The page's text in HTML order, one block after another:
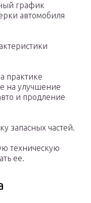
график
автомобиля
практике
на улучшение
и продление
запасных частей.
техническую
ее.